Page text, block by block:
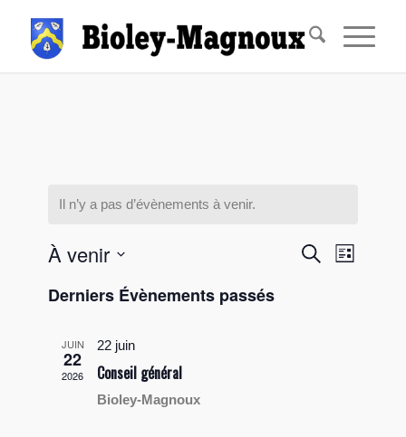
Il n’y a pas d’évènements à venir.
Recherche
Recherche
de
Liste
À venir
une
Derniers Évènements passés
JUIN
22
2026
22 juin
Conseil général
Bioley-Magnoux